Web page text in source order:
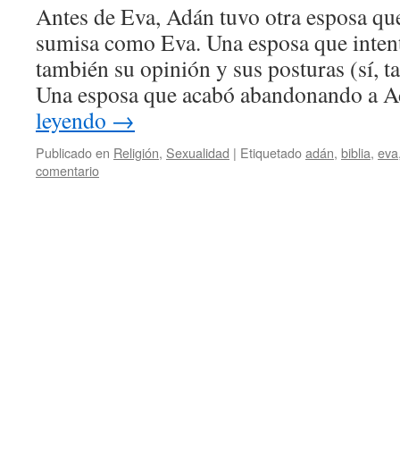
Antes de Eva, Adán tuvo otra esposa
sumisa como Eva. Una esposa que
también su opinión y sus posturas (sí,
Una esposa que acabó abandonando
leyendo →
Publicado en Religión, Sexualidad | Etiquetadoadán, biblia, eva
comentario